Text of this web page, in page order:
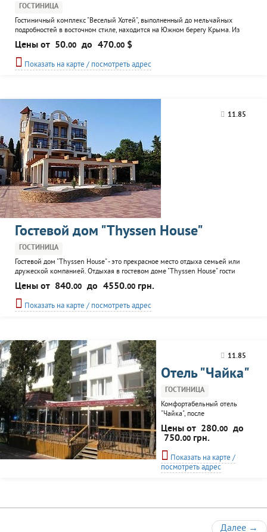
ГОСТИНИЦА
Гостиничный комплекс "Веселый Хотей", выполненный до мельчайных
подробностей в восточном стиле, находится на Южном берегу Крыма. Из
окон и балконом номеров просматривается великолепный пейзаж на
местну. достопимечательность гору Аю-Даг. Выбравших отдых в ГК "Веселый
Хотей", приятна будет забота персонала, уютные номера по доступным
ценам. К услугам гостей: бассейн, ресторан...
Цены от 50.00 до 470.00 $
Показать на карте / посмотреть адрес
11.85
Гостевой дом "Thyssen Нouse"
ГОСТИНИЦА
Гостевой дом "Thyssen House" - это прекрасное место отдыха семьей или
дружеской компанией. Отдыхая в гостевом доме "Thyssen House" гости
чувствуют тепло и заботу персонала. К услугам гостей представлены 12
комфортабельных номеров, дизайн каждого отличается друг от друга. В
стоимость номеров включен завтрак. Из окон гостиницы открывается
панорамный вид на черное море, гору...
Цены от 840.00 до 4550.00 грн.
Показать на карте / посмотреть адрес
11.85
Отель "Чайка"
ГОСТИНИЦА
Комфортабельный отель
"Чайка", после
реконструкции в 2008 году, с
радостью ждет гостей и
предлагает прекрасный
отдых для семейных пар,
друзей. Весь номерной фонд
отеля оснащен современной
перед другими гостиницами
и отелями. К услугам
посетителей отеля: интернет-
Цены от 280.00 до
750.00 грн.
Показать на карте /
посмотреть адрес
Далее →